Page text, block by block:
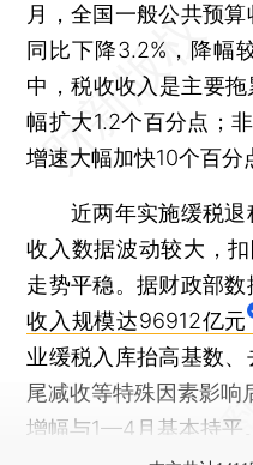
月，全国一般公共预
同比下降3.2%，降幅
中，税收收入是主要
幅扩大1.2个百分点；
增速大幅加快10个百分
近两年实施缓税退
收入数据波动较大，
走势平稳。据财政部数
收入规模达96912亿元
业缓税入库抬高基数
尾减收等特殊因素影响
增幅与1—4月基本持平。